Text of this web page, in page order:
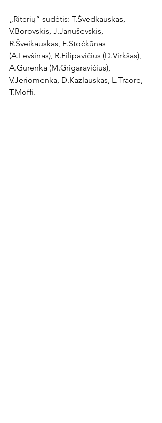
„Riterių“ sudėtis: T.Švedkauskas,
V.Borovskis, J.Januševskis,
R.Šveikauskas, E.Stočkūnas
(A.Levšinas), R.Filipavičius (D.Virkšas),
A.Gurenka (M.Grigaravičius),
V.Jeriomenka, D.Kazlauskas, L.Traore,
T.Moffi.